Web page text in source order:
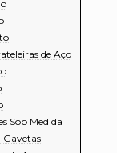
de Aço
Sob Medida
Gavetas